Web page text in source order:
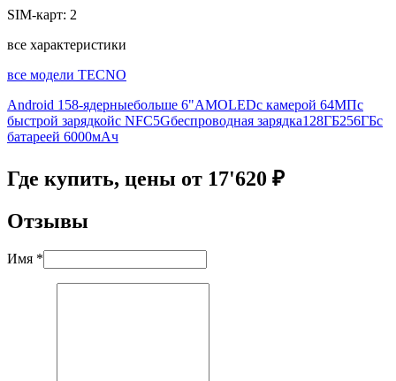
SIM-карт: 2
все характеристики
все модели TECNO
Android 158-ядерныебольше 6"AMOLEDс камерой 64МПс
быстрой зарядкойс NFC5Gбеспроводная зарядка128ГБ256ГБс
батареей 6000мАч
Где купить, цены от 17'620 ₽
Отзывы
Имя *